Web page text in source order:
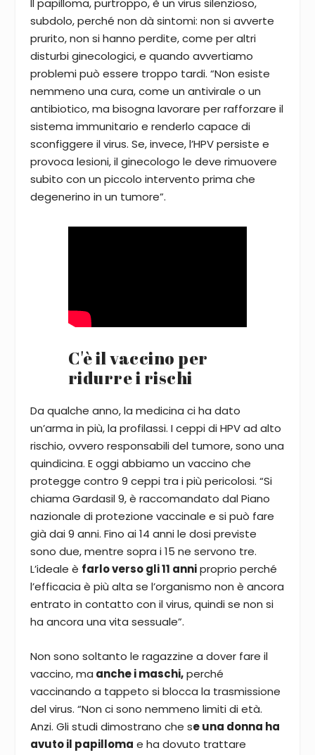
Il papilloma, purtroppo, è un virus silenzioso,
subdolo, perché non dà sintomi: non si avverte
prurito, non si hanno perdite, come per altri
disturbi ginecologici, e quando avvertiamo
problemi può essere troppo tardi. “Non esiste
nemmeno una cura, come un antivirale o un
antibiotico, ma bisogna lavorare per rafforzare il
sistema immunitario e renderlo capace di
sconfiggere il virus. Se, invece, l’HPV persiste e
provoca lesioni, il ginecologo le deve rimuovere
subito con un piccolo intervento prima che
degenerino in un tumore”.
C'è il vaccino per
ridurre i rischi
Da qualche anno, la medicina ci ha dato
un’arma in più, la profilassi. I ceppi di HPV ad alto
rischio, ovvero responsabili del tumore, sono una
quindicina. E oggi abbiamo un vaccino che
protegge contro 9 ceppi tra i più pericolosi. “Si
chiama Gardasil 9, è raccomandato dal Piano
nazionale di protezione vaccinale e si può fare
già dai 9 anni. Fino ai 14 anni le dosi previste
sono due, mentre sopra i 15 ne servono tre.
L’ideale è farlo verso gli 11 anniproprio perché
l’efficacia è più alta se l’organismo non è ancora
entrato in contatto con il virus, quindi se non si
ha ancora una vita sessuale”.
Non sono soltanto le ragazzine a dover fare il
vaccino, ma anche i maschi,perché
vaccinando a tappeto si blocca la trasmissione
del virus. “Non ci sono nemmeno limiti di età.
Anzi. Gli studi dimostrano che se una donna ha
avuto il papilloma e ha dovuto trattare